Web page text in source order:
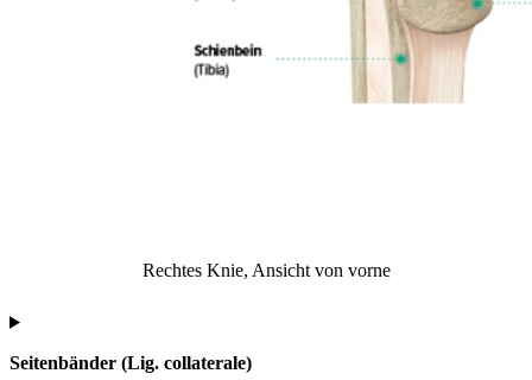
Rechtes Knie, Ansicht von vorne
Seitenbänder (Lig. collaterale)